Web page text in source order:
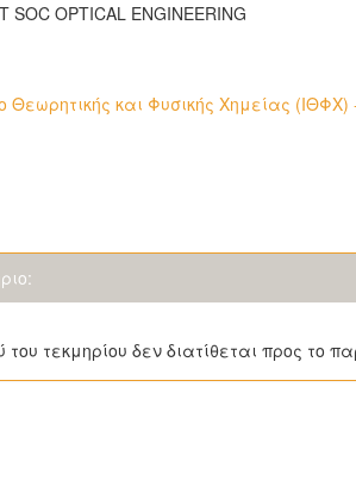
SOC OPTICAL ENGINEERING
Θεωρητικής και Φυσικής Χημείας
τεκμηρίου δεν διατίθεται προς το